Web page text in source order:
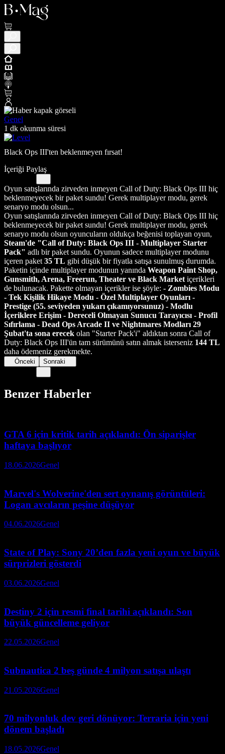
Genel
1 dk okunma süresi
Black Ops III'ten beklenmeyen fırsat!
İçeriği Paylaş
Oyun satışlarında zirveden inmeyen Call of Duty: Black Ops III hiç
beklenmeyecek bir paket sundu! Gerek multiplayer modu, gerek
senaryo modu olsun...
Oyun satışlarında zirveden inmeyen Call of Duty: Black Ops III hiç
beklenmeyecek bir paket sundu! Gerek multiplayer modu, gerek
senaryo modu olsun oyuncuların oldukça beğenisi toplayan oyun,
Steam'de "Call of Duty: Black Ops III - Multiplayer Starter
Pack" adlı bir paket sundu. Oyunun sadece multiplayer modunu
içeren paket 35 TL gibi düşük bir fiyatla satışa sunulmuş durumda.
Paketin içinde multiplayer modunun yanında Weapon Paint Shop,
Gunsmith, Arena, Freerun, Theater ve Black Market içerikleri
de bulunacak. Pakette olmayan içerikler ise şöyle: - Zombies Modu
- Tek Kişilik Hikaye Modu - Özel Multiplayer Oyunları -
Prestige (55. seviyeden yukarı çıkamıyorsunuz) - Modlu
İçeriklere Erişim - Dereceli Olmayan Sunucu Tarayıcısı - Profil
Sıfırlama - Dead Ops Arcade II ve Nightmares Modları 29
Şubat'ta sona erecek olan "Starter Pack'i" aldıktan sonra Call of
Duty: Black Ops III'ün tam sürümünü satın almak isterseniz 144 TL
daha ödemeniz gerekmekte.
Önceki Sonraki
Benzer Haberler
GTA 6 için kritik tarih açıklandı: Ön siparişler
haftaya başlıyor
18.06.2026Genel
Marvel's Wolverine'den sert oynanış görüntüleri:
Logan avcıların peşine düşüyor
04.06.2026Genel
State of Play: Sony 20’den fazla yeni oyun ve büyük
sürprizleri gösterdi
03.06.2026Genel
Destiny 2 için resmi final tarihi açıklandı: Son
büyük güncelleme geliyor
22.05.2026Genel
Subnautica 2 beş günde 4 milyon satışa ulaştı
21.05.2026Genel
70 milyonluk dev geri dönüyor: Terraria için yeni
dönem başladı
18.05.2026Genel